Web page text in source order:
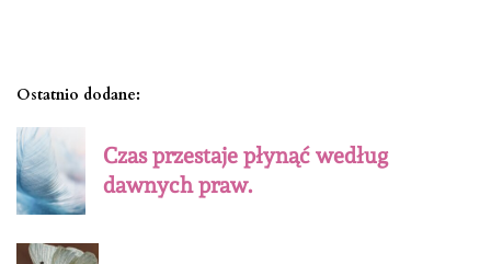
Ostatnio dodane:
Czas przestaje płynąć według
dawnych praw.